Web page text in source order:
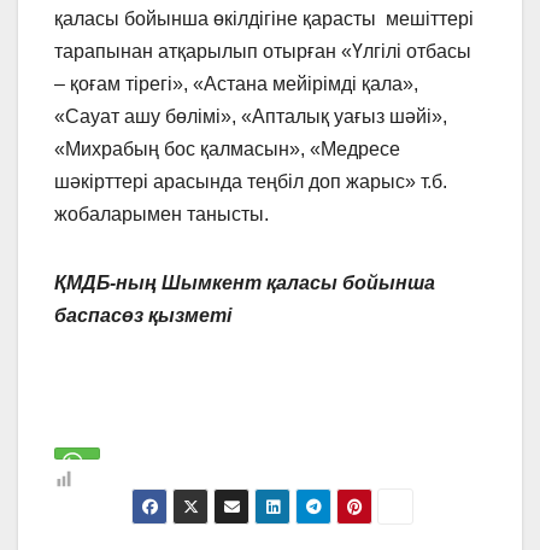
қаласы бойынша өкілдігіне қарасты мешіттері
тарапынан атқарылып отырған «Үлгілі отбасы
– қоғам тірегі», «Астана мейірімді қала»,
«Сауат ашу бөлімі», «Апталық уағыз шәйі»,
«Михрабың бос қалмасын», «Медресе
шәкірттері арасында теңбіл доп жарыс» т.б.
жобаларымен танысты.
ҚМДБ-ның Шымкент қаласы бойынша
баспасөз қызметі